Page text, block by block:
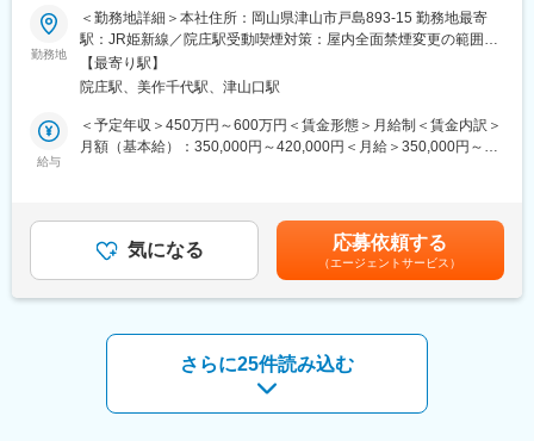
したスーパーマーケットです。1958年8月には株式会社マルイを
設立。現在は岡山県、鳥取県、島根県で食品スーパーマーケット
を展開しています。2020年からは本格的にデジタルトランスフォ
ーメーション（以下、DX）への取組みを開始しました。フルセル
からお客様に最適な商品提案を実現しています。
今後も、新たなサービスや商品を創造し、変革し、地域の皆様の
当社は地域の食のライフラインを支えるスーパーマーケットとし
て、岡山・鳥取・島根で店舗展開をしております。現在食品スー
パーマーケット事業の拡大、収益性の向上により、今回は情報マ
ーケティング戦略企画・推進管理担当を募集します。
■業務内容：
社内で活用するシステムの企画メンテナンスはもちろん、顧客情
用した課題解決を進めています。具体的には下記業務をご担当頂
きます。
・行政／各種業界キーパーソンとのコミュニケーション構築
・各種プロジェクトの立案、資料作成、進捗管理
・各種管理資料の作成、管理
■当社の人材育成制度：
勤務地
＜勤務地詳細＞本社住所：岡山県津山市戸島893-15 勤務地最寄
駅：JR姫新線／院庄駅受動喫煙対策：屋内全面禁煙変更の範囲：
会社の定める事業所
【最寄り駅】
院庄駅、美作千代駅、津山口駅
給与
＜予定年収＞450万円～600万円＜賃金形態＞月給制＜賃金内訳＞
月額（基本給）：350,000円～420,000円＜月給＞350,000円～
でも目安の金額であり、選考を通じて上下する可能性がありま
す。月給(月額)は固定手当を含めた表記です。
気になる 応募依頼する
（エージェントサービス）
さらに25件読み込む